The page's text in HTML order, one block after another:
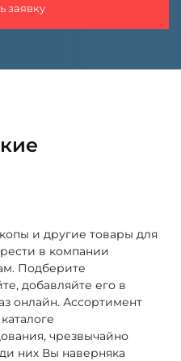
заявку
и другие товары для
в компании
Подберите
добавляйте его в
онлайн. Ассортимент
чрезвычайно
них Вы наверняка